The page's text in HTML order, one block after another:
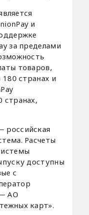
и
за пределами
товаров,
180 странах и
странах,
российская
Расчеты
доступны
с
АО
карт».